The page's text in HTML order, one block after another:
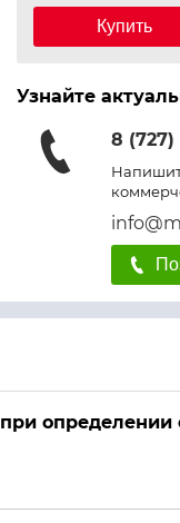
Купить
Узнайте
8 (727)
определении